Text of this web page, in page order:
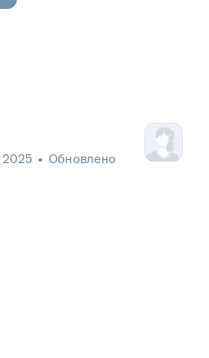
• Обновлено